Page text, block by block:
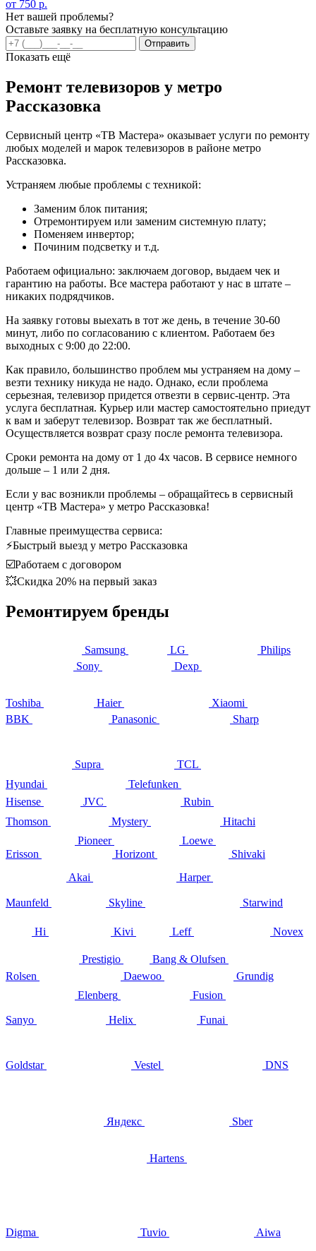
от 750 р.
Нет вашей проблемы?
Оставьте заявку на бесплатную консультацию
Отправить
Показать ещё
Ремонт телевизоров у метро
Рассказовка
Сервисный центр «ТВ Мастера» оказывает услуги по ремонту
любых моделей и марок телевизоров в районе метро
Рассказовка.
Устраняем любые проблемы с техникой:
Заменим блок питания;
Отремонтируем или заменим системную плату;
Поменяем инвертор;
Починим подсветку и т.д.
Работаем официально: заключаем договор, выдаем чек и
гарантию на работы. Все мастера работают у нас в штате –
никаких подрядчиков.
На заявку готовы выехать в тот же день, в течение 30-60
минут, либо по согласованию с клиентом. Работаем без
выходных с 9:00 до 22:00.
Как правило, большинство проблем мы устраняем на дому –
везти технику никуда не надо. Однако, если проблема
серьезная, телевизор придется отвезти в сервис-центр. Эта
услуга бесплатная. Курьер или мастер самостоятельно приедут
к вам и заберут телевизор. Возврат так же бесплатный.
Осуществляется возврат сразу после ремонта телевизора.
Сроки ремонта на дому от 1 до 4х часов. В сервисе немного
дольше – 1 или 2 дня.
Если у вас возникли проблемы – обращайтесь в сервисный
центр «ТВ Мастера» у метро Рассказовка!
Главные преимущества сервиса:
⚡Быстрый выезд у метро Рассказовка
☑️Работаем с договором
💥Скидка 20% на первый заказ
Ремонтируем бренды
Samsung LG
Philips
Sony
Dexp
Toshiba Haier
Xiaomi
BBK
Panasonic Sharp
Supra
TCL
Hyundai
Telefunken
Hisense
JVC
Rubin
Thomson
Mystery
Hitachi
Pioneer
Loewe
Erisson
Horizont
Shivaki
Akai
Harper
Maunfeld Skyline Starwind
Hi Kivi Leff Novex
Prestigio
Bang & Olufsen
Rolsen
Daewoo
Grundig
Elenberg
Fusion
Sanyo Helix Funai
Goldstar Vestel DNS
Яндекс Sber
Hartens
Digma Tuvio Aiwa